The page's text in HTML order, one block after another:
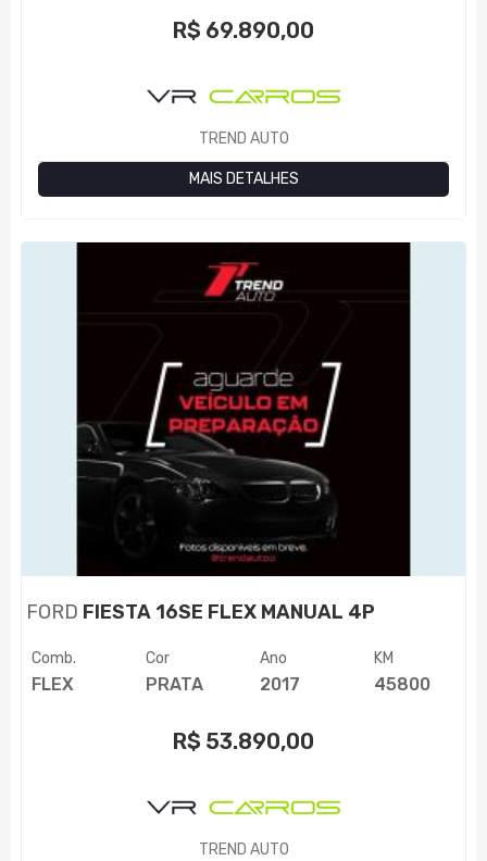
R$ 69.890,00
TREND AUTO
MAIS DETALHES
FORD FIESTA 16SE FLEX MANUAL 4P
Comb.
FLEX
Cor
PRATA
Ano
2017
KM
45800
R$ 53.890,00
TREND AUTO